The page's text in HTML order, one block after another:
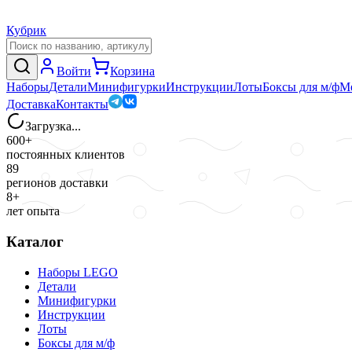
Кубрик
Войти
Корзина
НаборыДеталиМинифигуркиИнструкцииЛотыБоксы для м/ф
ДоставкаКонтакты
Загрузка...
600+
постоянных клиентов
89
регионов доставки
8+
лет опыта
Каталог
Наборы LEGO
Детали
Минифигурки
Инструкции
Лоты
Боксы для м/ф